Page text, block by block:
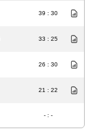
39 : 30
33 : 25
26 : 30
21 : 22
- : -